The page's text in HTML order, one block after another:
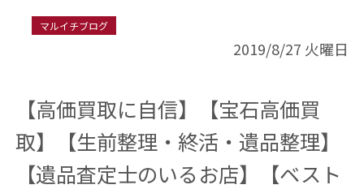
マルイチブログ
2019/8/27 火曜日
【高価買取に自信】【宝石高価買
取】【生前整理・終活・遺品整理】
【遺品査定士のいるお店】【ベスト